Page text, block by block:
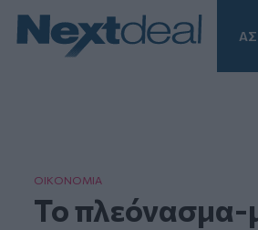
ΟΙΚΟΝΟΜΙΑ
Το πλεόνασμα-